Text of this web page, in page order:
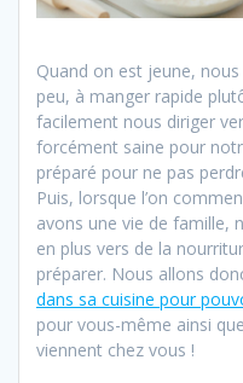
Quand on est jeune,
peu, à manger rapide
facilement nous diriger
forcément saine pour
préparé pour ne pas
Puis, lorsque l’on
avons une vie de famille,
en plus vers de la
préparer. Nous allons
dans sa cuisine pour
pour vous-même ainsi
viennent chez vous !